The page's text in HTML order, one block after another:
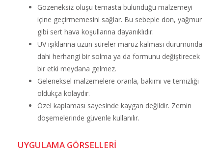
Gözeneksiz oluşu temasta bulunduğu malzemeyi
içine geçirmemesini sağlar. Bu sebeple don, yağmur
gibi sert hava koşullarına dayanıklıdır.
UV ışıklarına uzun süreler maruz kalması durumunda
dahi herhangi bir solma ya da formunu değiştirecek
bir etki meydana gelmez.
Geleneksel malzemelere oranla, bakımı ve temizliği
oldukça kolaydır.
Özel kaplaması sayesinde kaygan değildir. Zemin
döşemelerinde güvenle kullanılır.
UYGULAMA GÖRSELLERİ